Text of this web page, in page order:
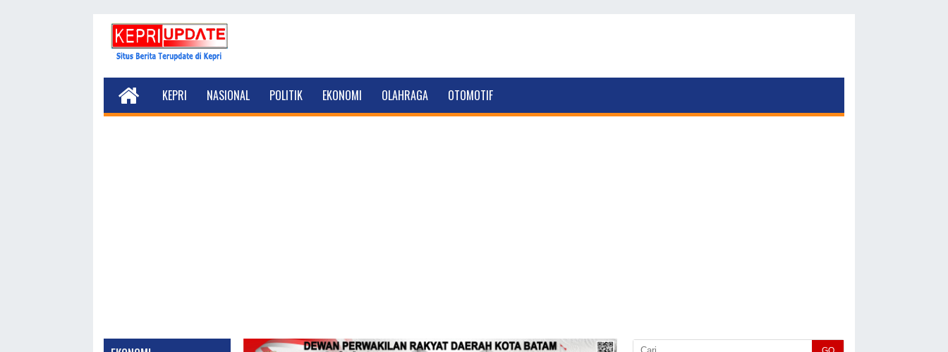
KEPRI NASIONAL POLITIK EKONOMI OLAHRAGA OTOMOTIF